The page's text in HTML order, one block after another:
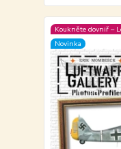
Koukněte dovniř –
Novinka